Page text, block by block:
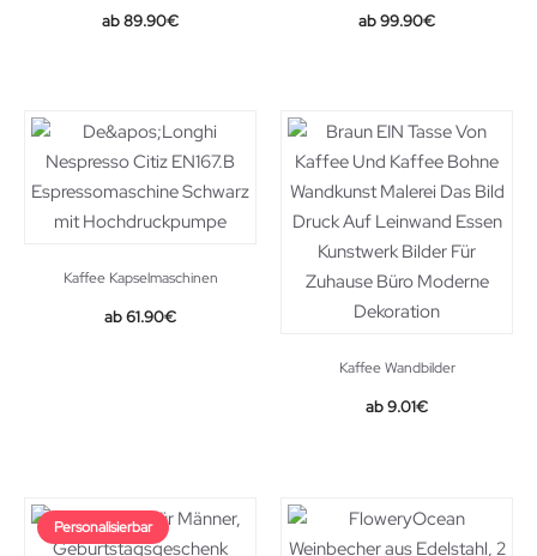
89.90€ 99.90€
Kaffee Kapselmaschinen
61.90€
Kaffee Wandbilder
9.01€
Personalisierbar